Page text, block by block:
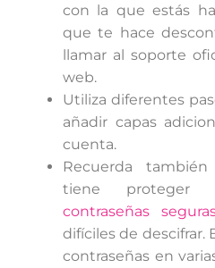
con la que estás
que te hace
llamar al soporte
web.
Utiliza diferentes
añadir capas
cuenta.
Recuerda
tiene proteger
contraseñas
difíciles de descifrar.
contraseñas en